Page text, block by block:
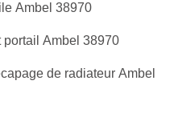
Ambel 38970
portail Ambel 38970
de radiateur Ambel